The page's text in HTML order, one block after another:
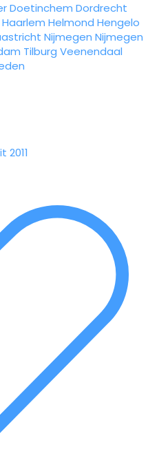
Doetinchem Dordrecht
Haarlem Helmond Hengelo
Nijmegen Nijmegen
Tilburg Veenendaal